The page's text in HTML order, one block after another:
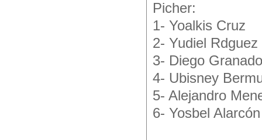
Picher:
1- Yoalkis Cruz
2- Yudiel Rdguez
3- Diego Granado
4- Ubisney
5- Alejandro
6- Yosbel Alarcón